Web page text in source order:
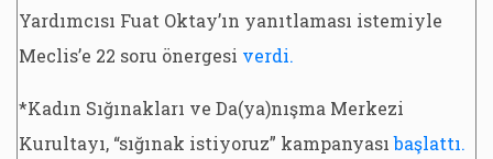
Yardımcısı Fuat Oktay’ın yanıtlaması istemiyle
Meclis’e 22 soru önergesi verdi.
*Kadın Sığınakları ve Da(ya)nışma Merkezi
Kurultayı, “sığınak istiyoruz” kampanyasıbaşlattı.